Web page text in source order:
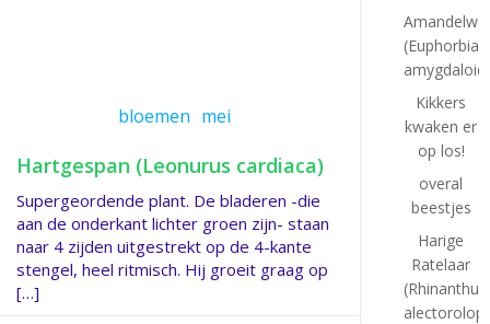
bloemen mei
Hartgespan (Leonurus cardiaca)
Supergeordende plant. De bladeren -die
aan de onderkant lichter groen zijn- staan
naar 4 zijden uitgestrekt op de 4-kante
stengel, heel ritmisch. Hij groeit graag op
[…]
(Euphorbia
Kikkers
kwaken er
op los!
overal
beestjes
Harige
Ratelaar
(Rhinanthus